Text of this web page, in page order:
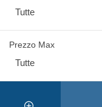
Tutte
Prezzo Max
Tutte